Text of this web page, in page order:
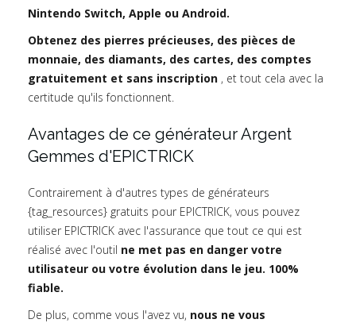
Nintendo Switch, Apple ou Android.
Obtenez des pierres précieuses, des pièces de
monnaie, des diamants, des cartes, des comptes
gratuitement et sans inscription , et tout cela avec la
certitude qu'ils fonctionnent.
Avantages de ce générateur Argent
Gemmes d'EPICTRICK
Contrairement à d'autres types de générateurs
{tag_resources} gratuits pour EPICTRICK, vous pouvez
utiliser EPICTRICK avec l'assurance que tout ce qui est
réalisé avec l'outil ne met pas en danger votre
utilisateur ou votre évolution dans le jeu. 100%
fiable.
De plus, comme vous l'avez vu, nous ne vous